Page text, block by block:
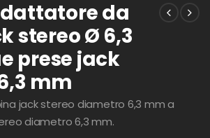
da
stereo Ø 6,3
prese jack
mm
jack stereo diametro 6,3 mm a
diametro 6,3 mm.